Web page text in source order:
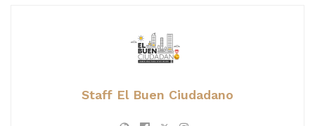
Staff El Buen Ciudadano